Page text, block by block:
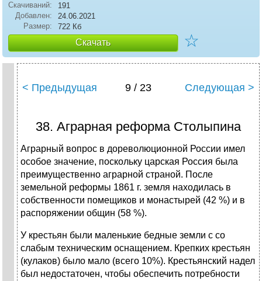
Скачиваний:
191
Добавлен:
24.06.2021
Размер:
722 Кб
Скачать ☆
< Предыдущая 9 / 23 Следующая >
38. Аграрная реформа Столыпина
Аграрный вопрос в дореволюционной России имел
особое значение, поскольку царская Россия была
преимущественно аграрной страной. После
земельной реформы 1861 г. земля находилась в
собственности помещиков и монастырей (42 %) и в
распоряжении общин (58 %).
У крестьян были маленькие бедные земли с со
слабым техническим оснащением. Крепких крестьян
(кулаков) было мало (всего 10%). Крестьянский надел
был недостаточен, чтобы обеспечить потребности